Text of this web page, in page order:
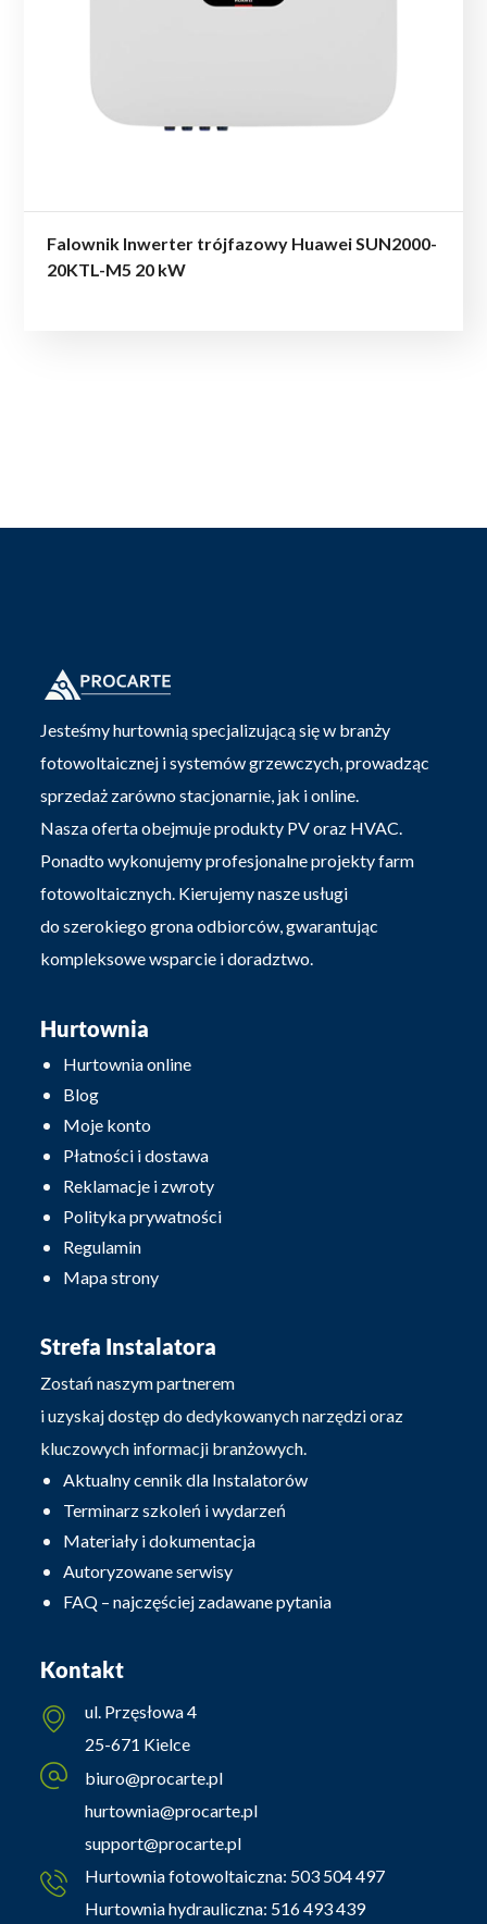
Falownik Inwerter trójfazowy Huawei SUN2000-
20KTL-M5 20 kW
Jesteśmy hurtownią specjalizującą się w branży
fotowoltaicznej i systemów grzewczych, prowadząc
sprzedaż zarówno stacjonarnie, jak i online.
Nasza oferta obejmuje produkty PV oraz HVAC.
Ponadto wykonujemy profesjonalne projekty farm
fotowoltaicznych. Kierujemy nasze usługi
do szerokiego grona odbiorców, gwarantując
kompleksowe wsparcie i doradztwo.
Hurtownia
Hurtownia online
Blog
Moje konto
Płatności i dostawa
Reklamacje i zwroty
Polityka prywatności
Regulamin
Mapa strony
Strefa Instalatora
Zostań naszym partnerem
i uzyskaj dostęp do dedykowanych narzędzi oraz
kluczowych informacji branżowych.
Aktualny cennik dla Instalatorów
Terminarz szkoleń i wydarzeń
Materiały i dokumentacja
Autoryzowane serwisy
FAQ – najczęściej zadawane pytania
Kontakt
ul. Przęsłowa 4
25-671 Kielce
biuro@procarte.pl
hurtownia@procarte.pl
support@procarte.pl
Hurtownia fotowoltaiczna: 503 504 497
Hurtownia hydrauliczna: 516 493 439